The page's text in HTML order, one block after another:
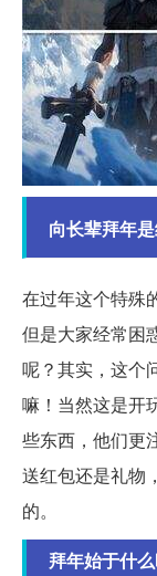
向长辈拜年
在过年这个特殊
但是大家经常困
呢？其实，这个
嘛！当然这是开
些东西，他们更
送红包还是礼物
的。
拜年始于什